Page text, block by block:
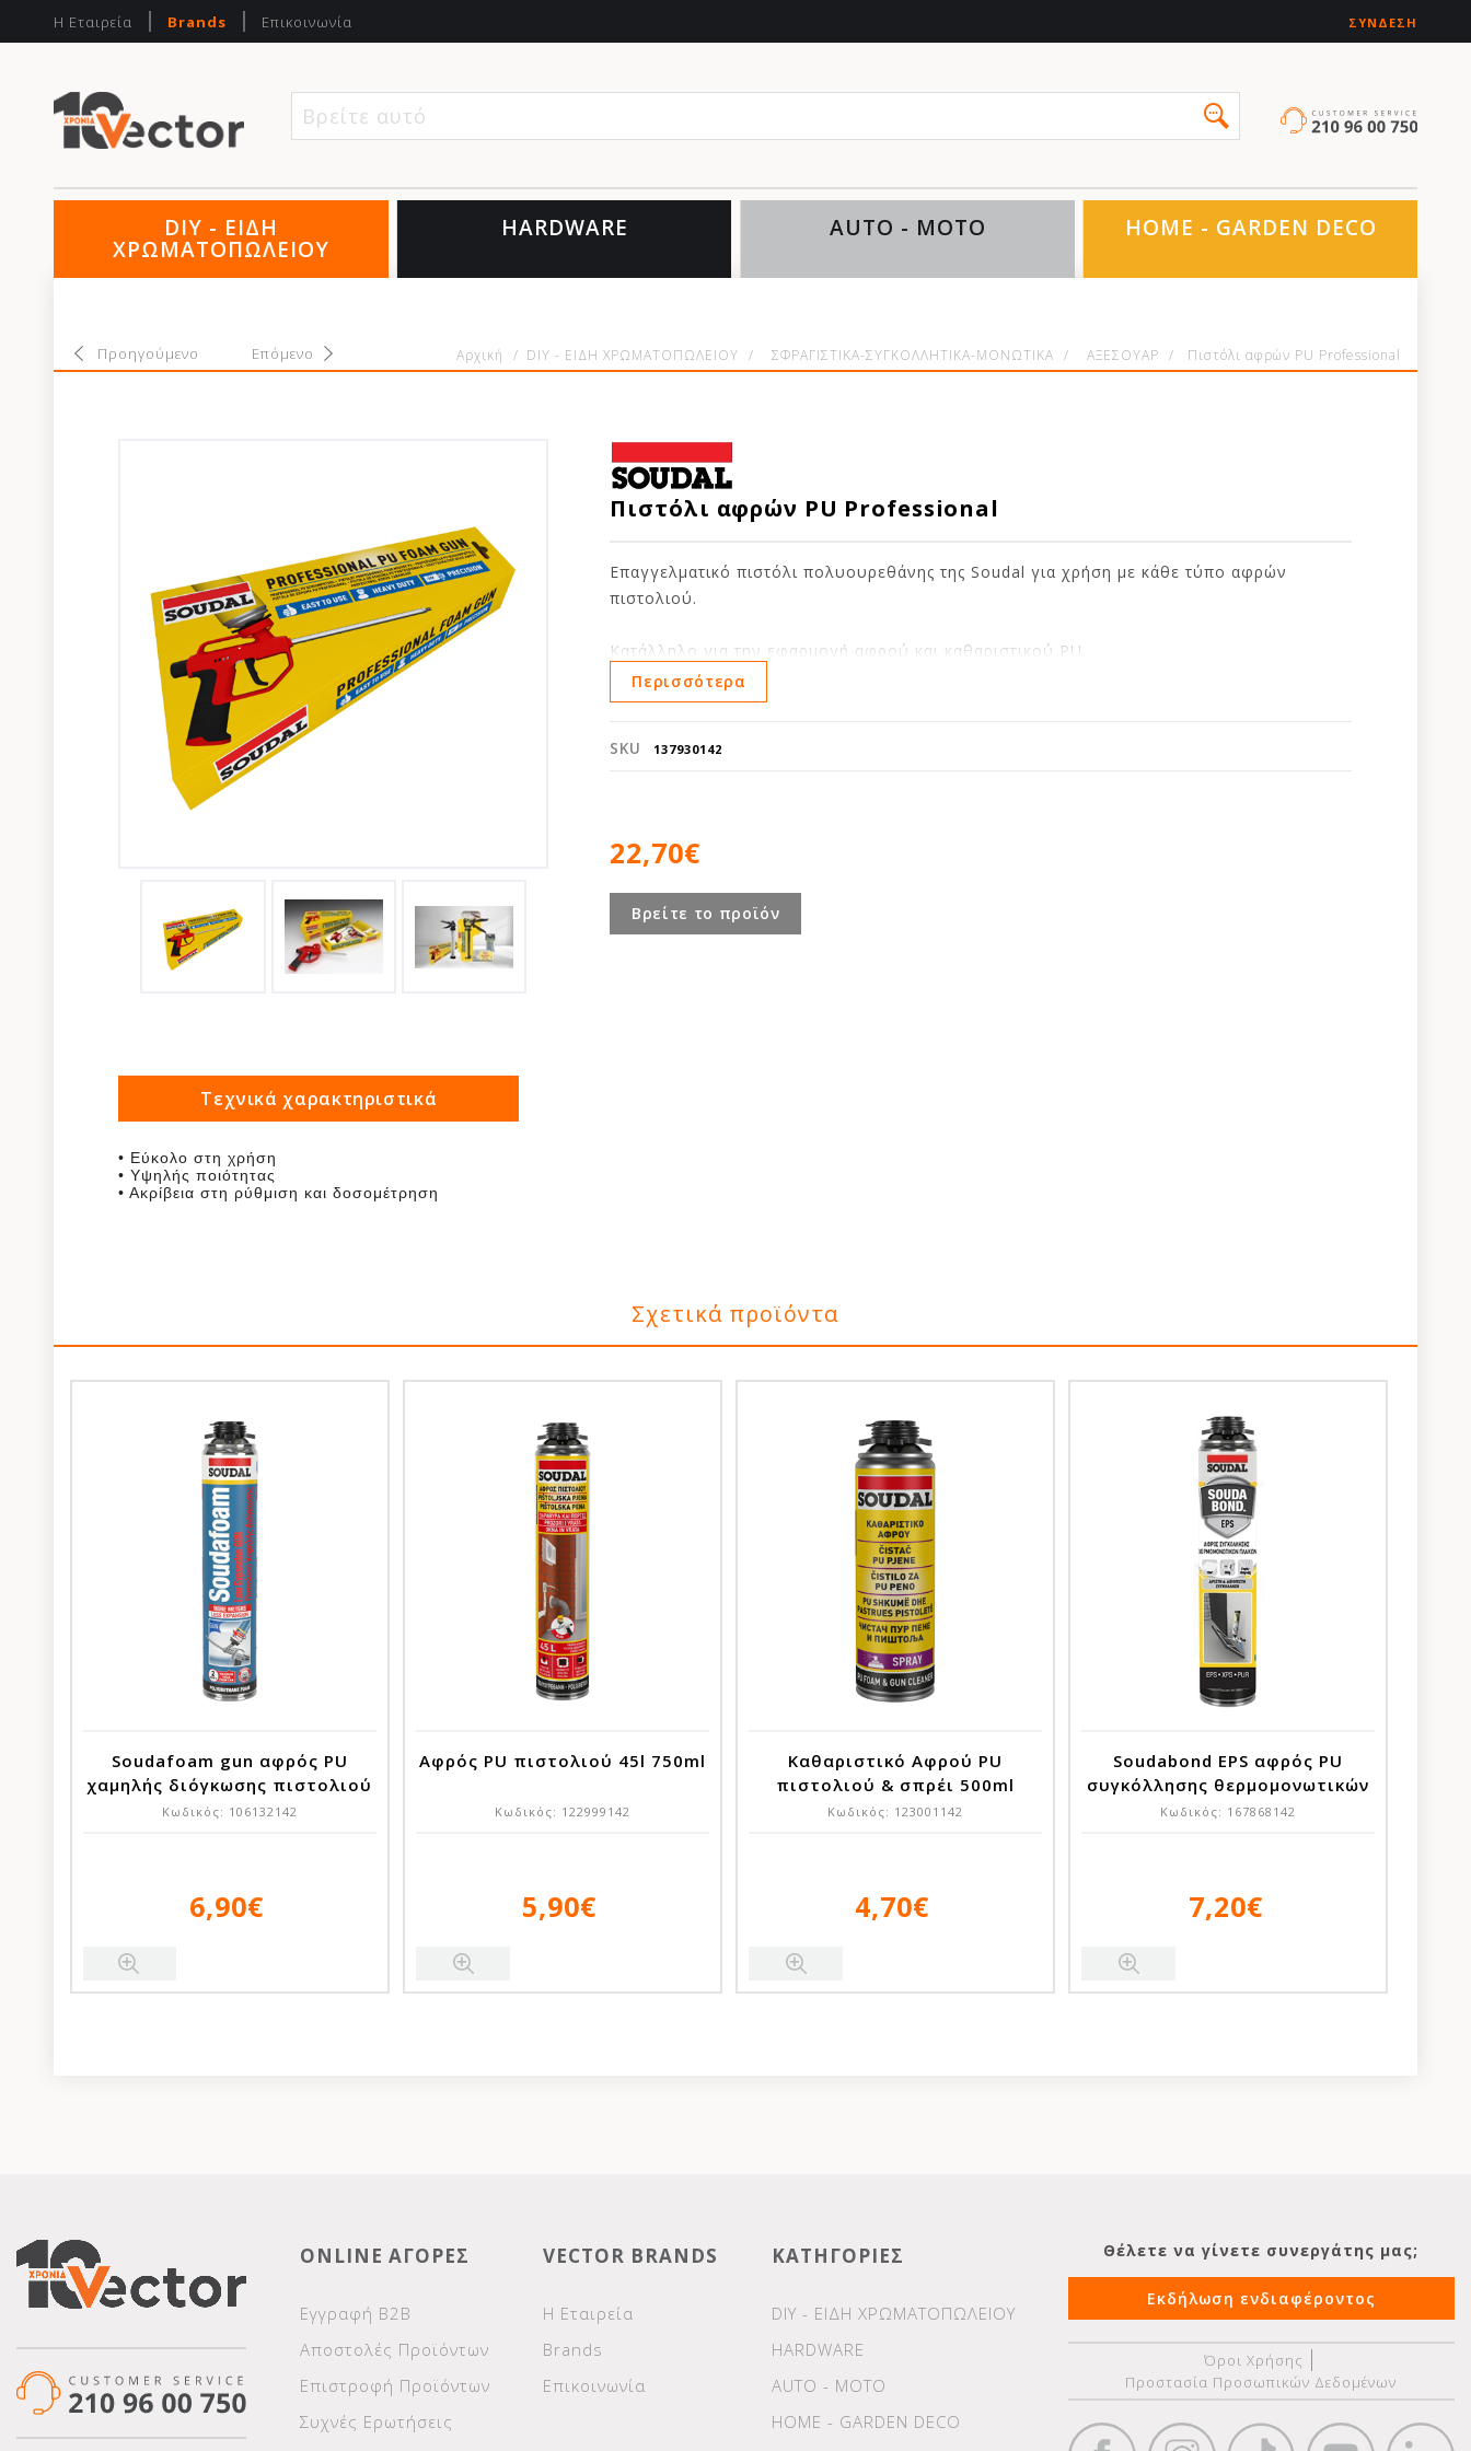
Η Εταιρεία Brands Επικοινωνία ΣΎΝΔΕΣΗ
Βρείτε αυτό που
DIY - ΕΙΔΗ
ΧΡΩΜΑΤΟΠΩΛΕΙΟΥ
HARDWARE AUTO - MOTO HOME - GARDEN DECO
Προηγούμενο Επόμενο Αρχική / DIY - ΕΙΔΗ ΧΡΩΜΑΤΟΠΩΛΕΙΟΥ / ΣΦΡΑΓΙΣΤΙΚΑ-ΣΥΓΚΟΛΛΗΤΙΚΑ-ΜΟΝΩΤΙΚΑ / ΑΞΕΣΟΥΑΡ / Πιστόλι αφρών PU Professional
Πιστόλι αφρών PU Professional
Επαγγελματικό πιστόλι πολυουρεθάνης της Soudal για χρήση με κάθε τύπο αφρών
πιστολιού.
Κατάλληλο για την εφαρμογή αφρού και καθαριστικού PU.
Περισσότερα
SKU 137930142
22,70€
Βρείτε το προϊόν
Τεχνικά χαρακτηριστικά
• Εύκολο στη χρήση
• Υψηλής ποιότητας
• Ακρίβεια στη ρύθμιση και δοσομέτρηση
Σχετικά προϊόντα
Soudafoam gun αφρός PU
χαμηλής διόγκωσης πιστολιού
750ml
Κωδικός: 106132142
6,90€
Αφρός PU πιστολιού 45l 750ml
Κωδικός: 122999142
5,90€
Καθαριστικό Αφρού PU
πιστολιού & σπρέι 500ml
Κωδικός: 123001142
4,70€
Soudabond EPS αφρός PU
συγκόλλησης θερμομονωτικών
πλακών πιστολιού 750ml
Κωδικός: 167868142
7,20€
ONLINE ΑΓΟΡΕΣ
Εγγραφή Β2Β
Αποστολές Προϊόντων
Επιστροφή Προϊόντων
Συχνές Ερωτήσεις
VECTOR BRANDS
Η Εταιρεία
Brands
Επικοινωνία
ΚΑΤΗΓΟΡΙΕΣ
DIY - ΕΙΔΗ ΧΡΩΜΑΤΟΠΩΛΕΙΟΥ
HARDWARE
AUTO - MOTO
HOME - GARDEN DECO
Θέλετε να γίνετε συνεργάτης μας;
Εκδήλωση ενδιαφέροντος
Όροι Χρήσης
Προστασία Προσωπικών Δεδομένων